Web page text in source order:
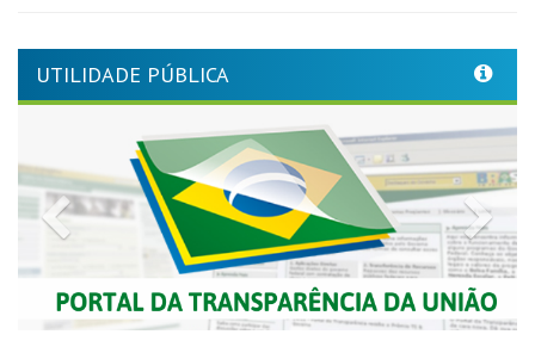
UTILIDADE PÚBLICA
Previous